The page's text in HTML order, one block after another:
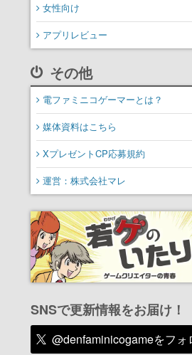
女性向け
アプリレビュー
その他
電ファミニコゲーマーとは？
媒体資料はこちら
XプレゼントCP応募規約
運営：株式会社マレ
SNSで更新情報をお届け！
@denfaminicogameをフォ